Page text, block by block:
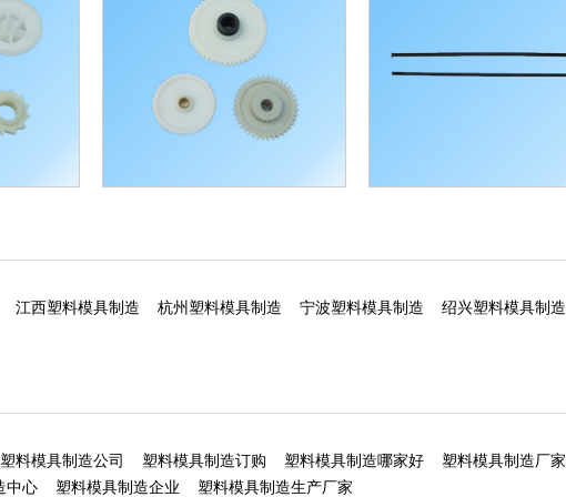
江西塑料模具制造 杭州塑料模具制造 宁波塑料模具制造 绍兴塑料模具制造
塑料模具制造公司 塑料模具制造订购 塑料模具制造哪家好 塑料模具制造厂家
中心 塑料模具制造企业 塑料模具制造生产厂家